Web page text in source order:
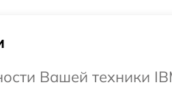
Вашей техники